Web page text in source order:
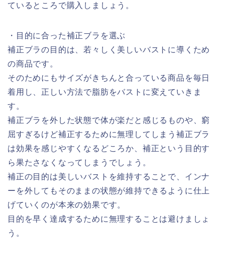
ているところで購入しましょう。
・目的に合った補正ブラを選ぶ
補正ブラの目的は、若々しく美しいバストに導くため
の商品です。
そのためにもサイズがきちんと合っている商品を毎日
着用し、正しい方法で脂肪をバストに変えていきま
す。
補正ブラを外した状態で体が楽だと感じるものや、窮
屈すぎるけど補正するために無理してしまう補正ブラ
は効果を感じやすくなるどころか、補正という目的す
ら果たさなくなってしまうでしょう。
補正の目的は美しいバストを維持することで、インナ
ーを外してもそのままの状態が維持できるように仕上
げていくのが本来の効果です。
目的を早く達成するために無理することは避けましょ
う。